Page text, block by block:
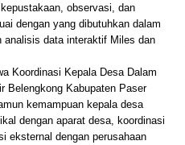
observasi, dan
dengan yang dibutuhkan dalam
analisis data interaktif Miles dan
Koordinasi Kepala Desa Dalam
Belengkong Kabupaten Paser
kemampuan kepala desa
dengan aparat desa, koordinasi
eksternal dengan perusahaan